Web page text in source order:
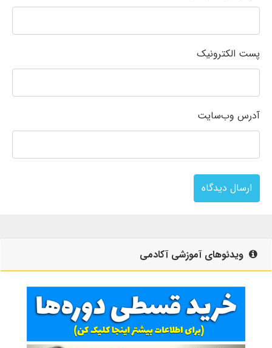
پست الکترونیک
آدرس وب‌سایت
ارسال دیدگاه
ویدئوهای آموزشی آکادمی